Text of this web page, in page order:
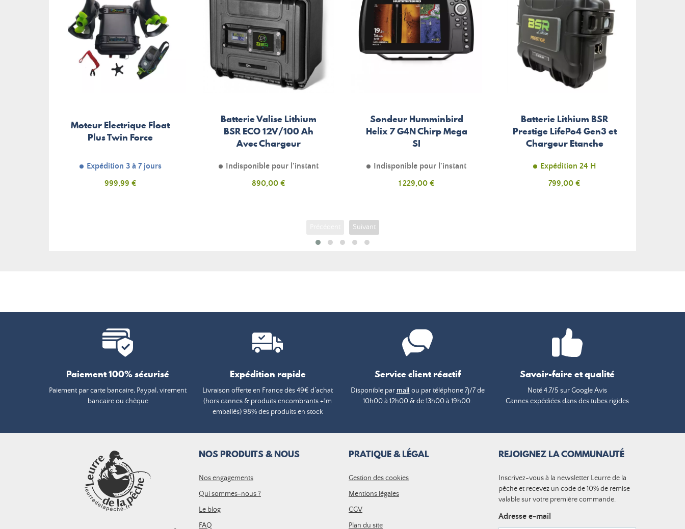
Moteur Electrique Float
Plus Twin Force
Expédition 3 à 7 jours
Prix
999,99 €
Batterie Valise Lithium
BSR ECO 12V/100 Ah
Avec Chargeur
Indisponible pour l'instant
Prix
890,00 €
Sondeur Humminbird
Helix 7 G4N Chirp Mega
SI
Indisponible pour l'instant
Prix
1 229,00 €
Batterie Lithium BSR
Prestige LifePo4 Gen3 et
Chargeur Etanche
Expédition 24 H
Prix
799,00 €
Suivant
Paiement 100% sécurisé
Paiement par carte bancaire, Paypal, virement
bancaire ou chèque
Expédition rapide
Livraison offerte en France dès 49€ d’achat
(hors cannes & produits encombrants +1m
emballés) 98% des produits en stock
Service client réactif
Disponible par mail ou par téléphone 7j/7 de
10h00 à 12h00 & de 13h00 à 19h00.
Savoir-faire et qualité
Noté 4.7/5 sur Google Avis
Cannes expédiées dans des tubes rigides
NOS PRODUITS & NOUS
Nos engagements
Qui sommes-nous ?
Le blog
FAQ
PRATIQUE & LÉGAL
Gestion des cookies
Mentions légales
CGV
Plan du site
REJOIGNEZ LA COMMUNAUTÉ
Inscrivez-vous à la newsletter Leurre de la
pêche et recevez un code de 10% de remise
valable sur votre première commande.
Adresse e-mail